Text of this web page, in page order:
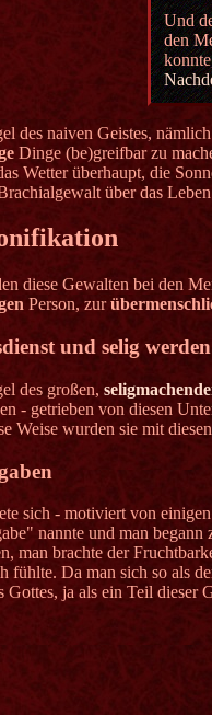
Und
den
des naiven Geistes, nämlich
Dinge (be)greifbar zu
Wetter überhaupt, die
über das
diese Gewalten bei den
Person, zur
und selig werden
des großen,
- getrieben von diesen
Weise wurden sie mit
sich - motiviert von
nannte und man begann
man brachte der
fühlte. Da man sich so als
Gottes, ja als ein Teil dieser